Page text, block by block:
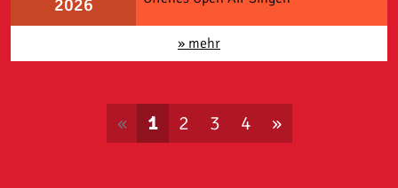
2026
» mehr
« 1 2 3 4 »